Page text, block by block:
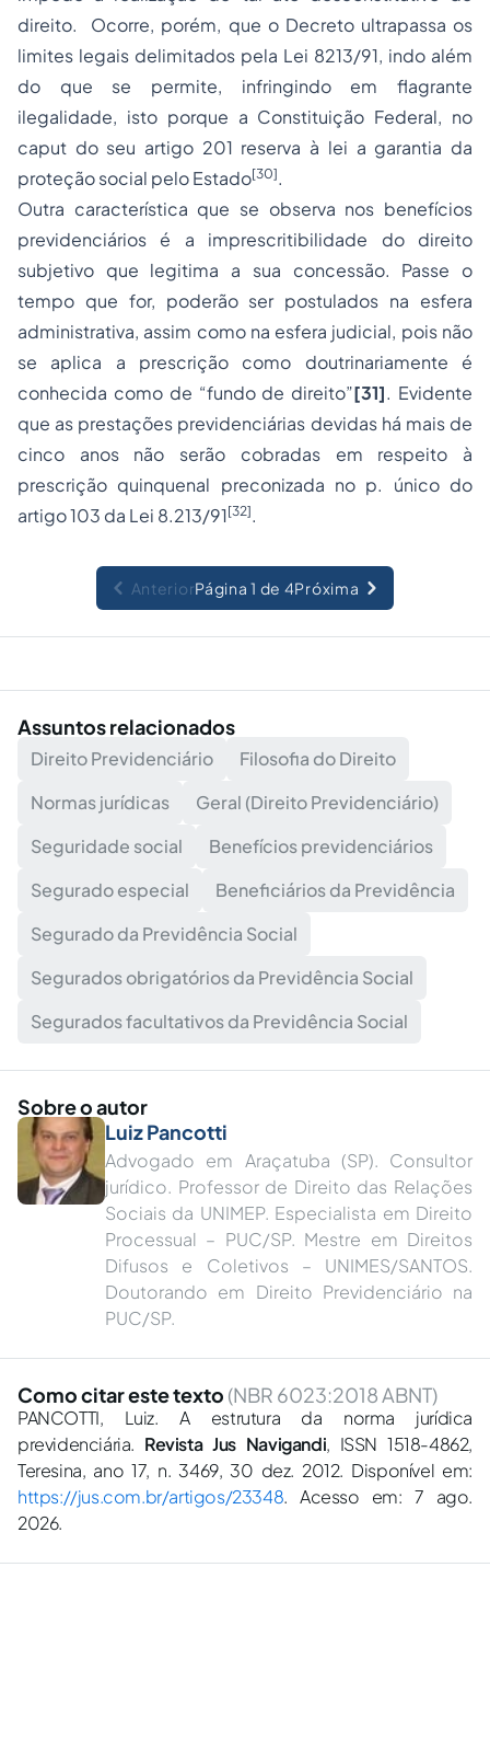
direito. Ocorre, porém, que o Decreto ultrapassa os
limites legais delimitados pela Lei 8213/91, indo além
do que se permite, infringindo em flagrante
ilegalidade, isto porque a Constituição Federal, no
caput do seu artigo 201 reserva à lei a garantia da
proteção social pelo Estado[30].
Outra característica que se observa nos benefícios
previdenciários é a imprescritibilidade do direito
subjetivo que legitima a sua concessão. Passe o
tempo que for, poderão ser postulados na esfera
administrativa, assim como na esfera judicial, pois não
se aplica a prescrição como doutrinariamente é
conhecida como de “fundo de direito”[31]. Evidente
que as prestações previdenciárias devidas há mais de
cinco anos não serão cobradas em respeito à
prescrição quinquenal preconizada no p. único do
artigo 103 da Lei 8.213/91[32].
AnteriorPágina 1 de 4Próxima
Assuntos relacionados
Direito Previdenciário
Filosofia do Direito
Normas jurídicas
Geral (Direito Previdenciário)
Seguridade social
Benefícios previdenciários
Segurado especial
Beneficiários da Previdência
Segurado da Previdência Social
Segurados obrigatórios da Previdência Social
Segurados facultativos da Previdência Social
Sobre o autor
Luiz Pancotti
Advogado em Araçatuba (SP). Consultor
jurídico. Professor de Direito das Relações
Sociais da UNIMEP. Especialista em Direito
Processual – PUC/SP. Mestre em Direitos
Difusos e Coletivos – UNIMES/SANTOS.
Doutorando em Direito Previdenciário na
PUC/SP.
Como citar este texto (NBR 6023:2018 ABNT)
PANCOTTI, Luiz. A estrutura da norma jurídica
previdenciária. Revista Jus Navigandi, ISSN 1518-4862,
Teresina, ano 17, n. 3469, 30 dez. 2012. Disponível em:
https://jus.com.br/artigos/23348. Acesso em: 7 ago.
2026.